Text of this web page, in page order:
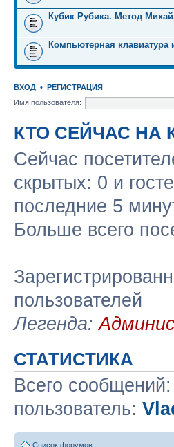
Кубик Рубика. Метод
Компьютерная клавиатура
ВХОД • РЕГИСТРАЦИЯ
Имя пользователя:
КТО СЕЙЧАС НА
Сейчас
скрытых: 0 и
последние 5
Больше всего
пользователей
Легенда:
СТАТИСТИКА
Всего сообщений:
пользователь:
Список форумов